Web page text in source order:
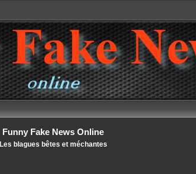
Funny Fake News Online
Les blagues bêtes et méchantes